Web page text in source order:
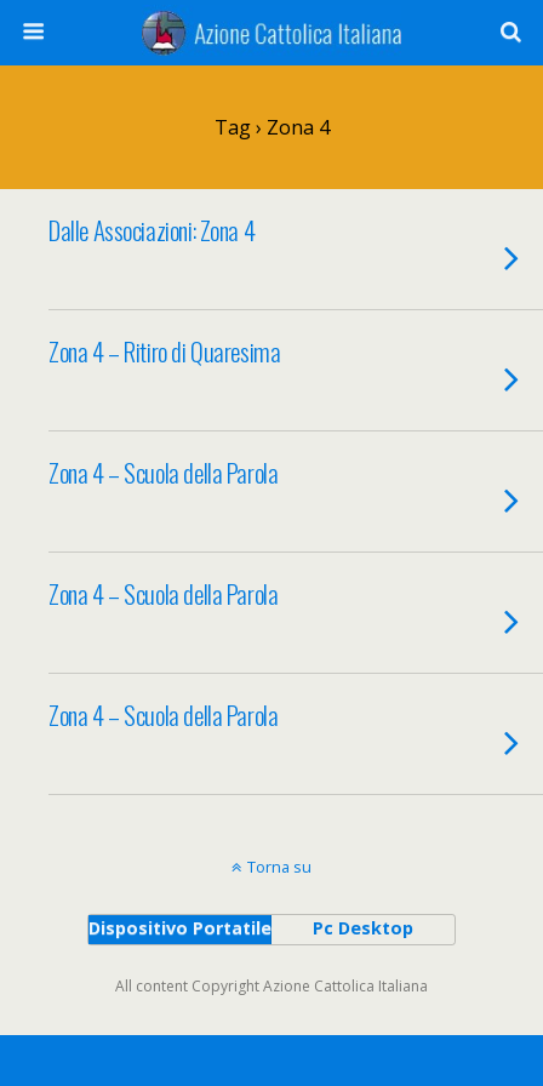
Tag › Zona 4
Dalle Associazioni: Zona 4
Zona 4 – Ritiro di Quaresima
Zona 4 – Scuola della Parola
Zona 4 – Scuola della Parola
Zona 4 – Scuola della Parola
Torna su
Dispositivo Portatile Pc Desktop
All content Copyright Azione Cattolica Italiana